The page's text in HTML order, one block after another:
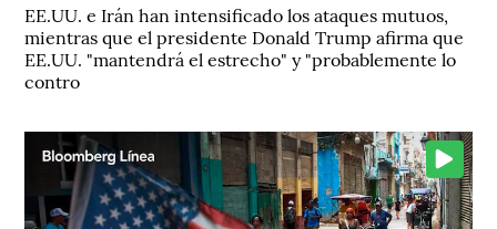
EE.UU. e Irán han intensificado los ataques mutuos,
mientras que el presidente Donald Trump afirma que
EE.UU. "mantendrá el estrecho" y "probablemente lo
contro